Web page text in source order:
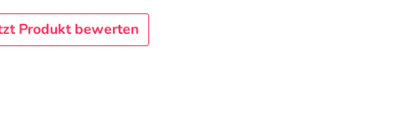
Produkt bewerten